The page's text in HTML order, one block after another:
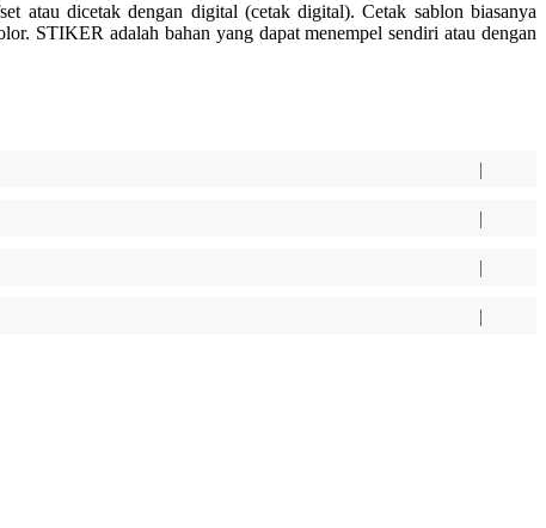
dicetak dengan digital (cetak digital). Cetak sablon biasanya
STIKER adalah bahan yang dapat menempel sendiri atau dengan